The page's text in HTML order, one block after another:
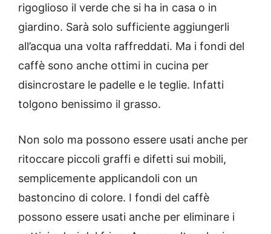
rigoglioso il verde che si ha in casa o in
giardino. Sarà solo sufficiente aggiungerli
all’acqua una volta raffreddati. Ma i fondi del
caffè sono anche ottimi in cucina per
disincrostare le padelle e le teglie. Infatti
tolgono benissimo il grasso.
Non solo ma possono essere usati anche per
ritoccare piccoli graffi e difetti sui mobili,
semplicemente applicandoli con un
bastoncino di colore. I fondi del caffè
possono essere usati anche per eliminare i